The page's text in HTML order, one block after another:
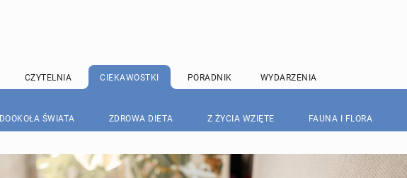
CZYTELNIA CIEKAWOSTKI PORADNIK WYDARZENIA
DOOKOŁA ŚWIATA ZDROWA DIETA Z ŻYCIA WZIĘTE FAUNA I FLORA